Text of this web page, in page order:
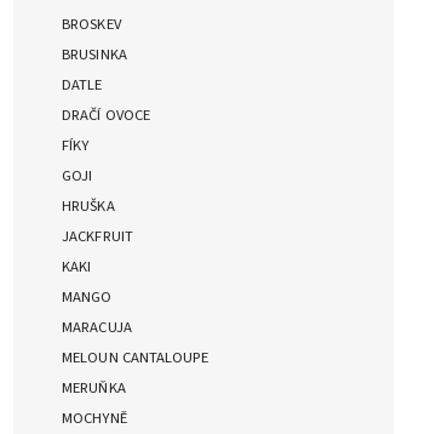
BROSKEV
BRUSINKA
DATLE
DRAČÍ OVOCE
FÍKY
GOJI
HRUŠKA
JACKFRUIT
KAKI
MANGO
MARACUJA
MELOUN CANTALOUPE
MERUŇKA
MOCHYNĚ